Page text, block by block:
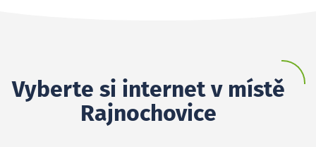
Vyberte si internet v místě
Rajnochovice